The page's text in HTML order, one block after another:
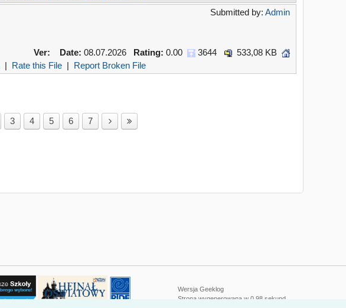
Submitted by: Admin
Ver:
Date: 08.07.2026 Rating: 0.00 3644
533,08 KB
| Rate this File | Report Broken File
3 4 5 6 7
Wersja Geeklog
Strona wygenerowana w 0,98 sekund